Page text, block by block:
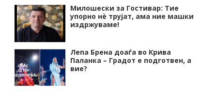
Милошески за Гостивар: Тие
упорно нѐ трујат, ама ние машки
издржуваме!
Лепа Брена доаѓа во Крива
Паланка – Градот е подготвен, а
вие?